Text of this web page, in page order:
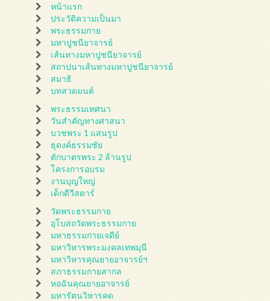
หน้าแรก
ประวัติความเป็นมา
พระธรรมกาย
มหาปูชนียาจารย์
เส้นทางมหาปูชนียาจารย์
สถาปนาเส้นทางมหาปูชนียาจารย์
สมาธิ
บทสวดมนต์
พระธรรมเทศนา
วันสำคัญทางศาสนา
บวชพระ 1 แสนรูป
ธุดงค์ธรรมชัย
ตักบาตรพระ 2 ล้านรูป
โครงการอบรม
งานบุญใหญ่
เด็กดีวีสตาร์
วัดพระธรรมกาย
อุโบสถวัดพระธรรมกาย
มหาธรรมกายเจดีย์
มหาวิหารพระมงคลเทพมุนี
มหาวิหารคุณยายอาจารย์ฯ
สภาธรรมกายสากล
หอฉันคุณยายอาจารย์
มหารัตนวิหารคด